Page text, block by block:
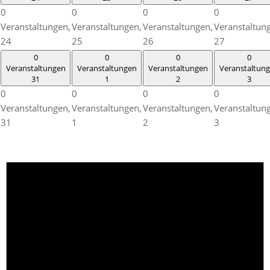
0
Veranstaltungen,
24
0
Veranstaltungen,
25
0
Veranstaltungen,
26
0
27
0
Veranstaltungen
31
0
Veranstaltungen,
31
0
Veranstaltungen
1
0
Veranstaltungen,
1
0
Veranstaltungen
2
0
Veranstaltungen,
2
0
3
0
3